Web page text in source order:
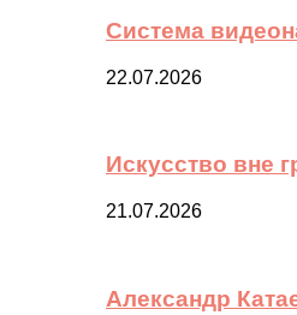
Система
22.07.2026
Искусство вне
21.07.2026
Александр